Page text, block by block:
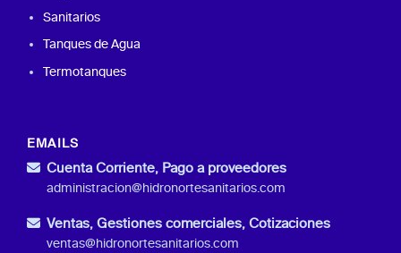
Sanitarios
Tanques de Agua
Termotanques
EMAILS
Cuenta Corriente, Pago a proveedores
administracion@hidronortesanitarios.com
Ventas, Gestiones comerciales, Cotizaciones
ventas@hidronortesanitarios.com